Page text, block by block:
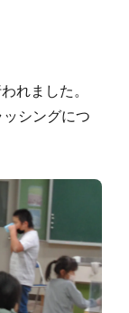
れました。
シングにつ